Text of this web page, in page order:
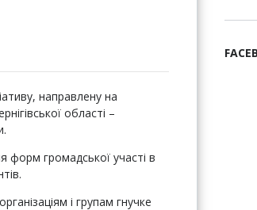
направлену на
області –
форм громадської участі в
і групам гнучке